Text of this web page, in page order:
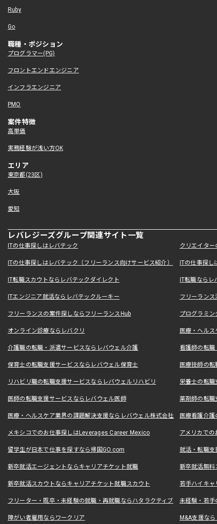
Ruby
Go
職種・ポジション
プログラマー(PG)
フロントエンドエンジニア
インフラエンジニア
PMO
案件特徴
高単価
実務経験が浅い方OK
エリア
東京都(23区)
大阪
愛知
レバレジーズグループ関連サイト一覧
ITの仕事探しはレバテック クリエイタ
ITの仕事探しはレバテック（フリーランス向けサービス紹介） ITの仕事探
IT転職スカウトならレバテックダイレクト IT転職なら
ITエンジニア就活ならレバテックルーキー フリーラン
フリーランスの案件探しならフリーランスHub プログラミ
オンライン診療ならレバクリ 医療・ヘル
介護職の転職・派遣サービスならレバウェル介護 看護師の転
保育士の転職支援サービスならレバウェル保育士 医療技師の
リハビリ職の転職支援サービスならレバウェルリハビリ 栄養士の転
医師の転職支援サービスならレバウェル医師 薬剤師の転
医療・ヘルスケア業界の課題解決支援ならレバウェル株式会社 医療看護介
メキシコでのお仕事探しはLeverages Career Mexico アメリカで
留学生が日本で仕事を探すなら帰国GO.com 就活・転職
新卒就活エージェントならキャリアチケット就職 新卒就活無料
新卒就活スカウトならキャリアチケット就職スカウト 若手ハイキ
フリーター・既卒・未経験の就職・再就職ならハタラクティブ 未経験・若手
障がい者雇用ならワークリア M&A支援な